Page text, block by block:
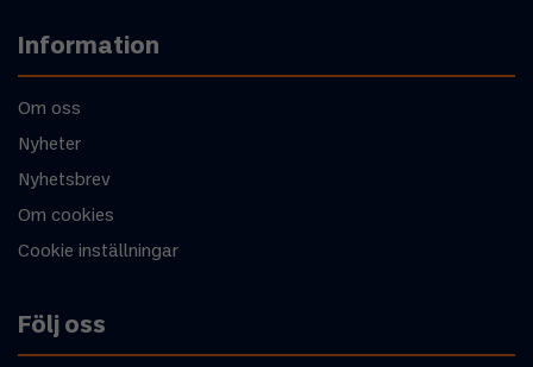
Information
Om oss
Nyheter
Nyhetsbrev
Om cookies
Cookie inställningar
Följ oss